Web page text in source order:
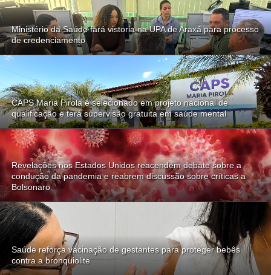
Ministério da Saúde fará vistoria na UPA de Araxá para processo
de credenciamento
CAPS Maria Pirola é selecionado em projeto nacional de
qualificação e terá supervisão gratuita em saúde mental
Revelações nos Estados Unidos reacendem debate sobre a
condução da pandemia e reabrem discussão sobre críticas a
Bolsonaro
Saúde reforça vacinação de gestantes para proteger bebês
contra a bronquiolite